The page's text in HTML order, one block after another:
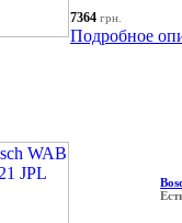
7364 грн.
Подробное